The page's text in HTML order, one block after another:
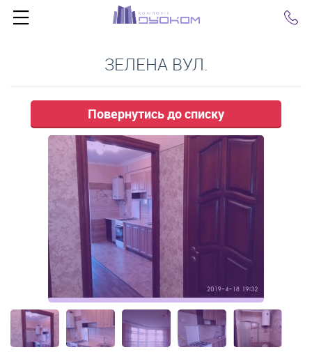
ЗЕЛЕНА ВУЛ.
Повернутись до списку